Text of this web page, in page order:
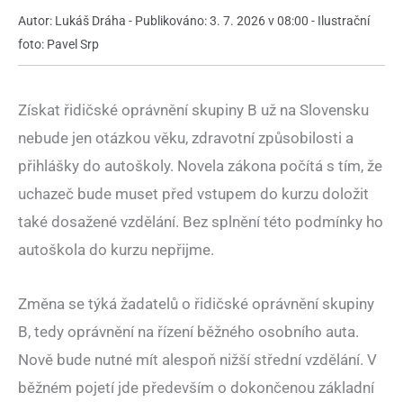
Autor: Lukáš Dráha - Publikováno: 3. 7. 2026 v 08:00 - Ilustrační
foto: Pavel Srp
Získat řidičské oprávnění skupiny B už na Slovensku
nebude jen otázkou věku, zdravotní způsobilosti a
přihlášky do autoškoly. Novela zákona počítá s tím, že
uchazeč bude muset před vstupem do kurzu doložit
také dosažené vzdělání. Bez splnění této podmínky ho
autoškola do kurzu nepřijme.
Změna se týká žadatelů o řidičské oprávnění skupiny
B, tedy oprávnění na řízení běžného osobního auta.
Nově bude nutné mít alespoň nižší střední vzdělání. V
běžném pojetí jde především o dokončenou základní